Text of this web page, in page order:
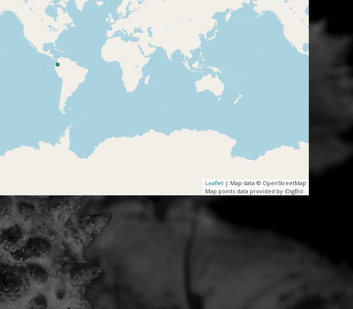
Leaflet | Map data © OpenStreetMap
Map points data provided by iDigBio.